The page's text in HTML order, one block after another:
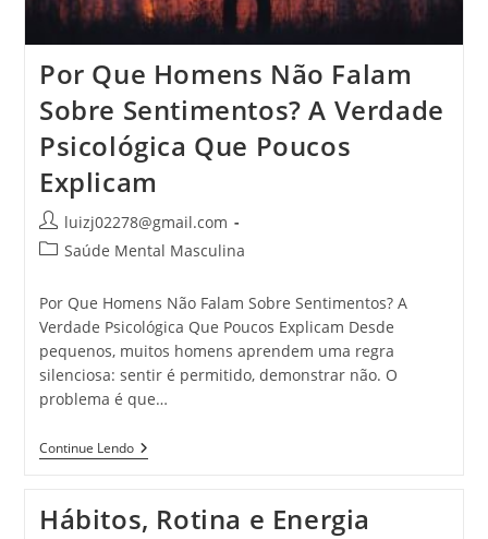
Por Que Homens Não Falam
Sobre Sentimentos? A Verdade
Psicológica Que Poucos
Explicam
luizj02278@gmail.com
Saúde Mental Masculina
Por Que Homens Não Falam Sobre Sentimentos? A
Verdade Psicológica Que Poucos Explicam Desde
pequenos, muitos homens aprendem uma regra
silenciosa: sentir é permitido, demonstrar não. O
problema é que…
Continue Lendo
Hábitos, Rotina e Energia